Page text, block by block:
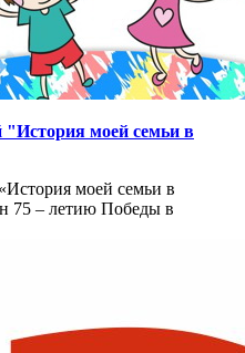
"История моей семьи в
моей семьи в
75 – летию Победы в